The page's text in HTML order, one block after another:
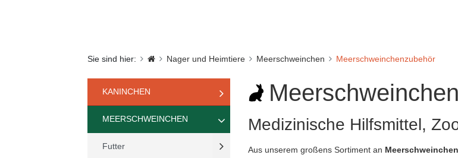
Sie sind hier: Nager und Heimtiere Meerschweinchen Meerschweinchenzubehör
KANINCHEN
MEERSCHWEINCHEN
Futter
Medizinische Hilfsmittel,
Aus unserem großens Sortiment an